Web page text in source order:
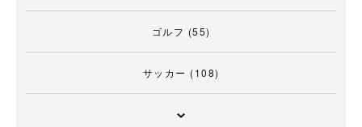
ゴルフ (55)
サッカー (108)